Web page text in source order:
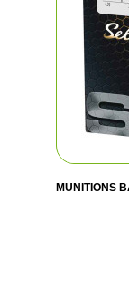
MUNITIONS